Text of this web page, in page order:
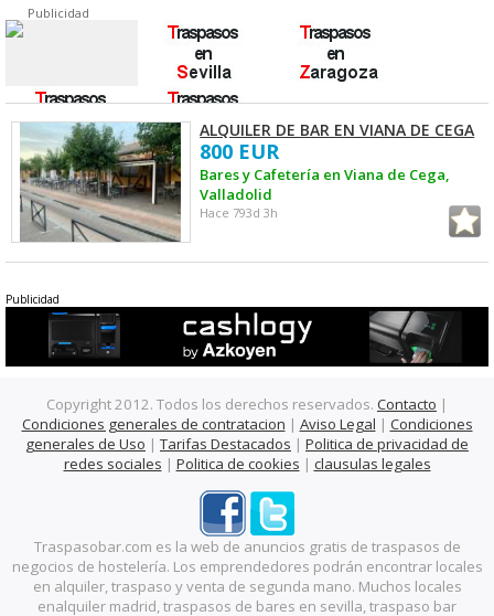
Publicidad
ALQUILER DE BAR EN VIANA DE CEGA
800 EUR
Bares y Cafetería en Viana de Cega,
Valladolid
Hace 793d 3h
Publicidad
Copyright 2012. Todos los derechos reservados. Contacto |
Condiciones generales de contratacion | Aviso Legal | Condiciones
generales de Uso | Tarifas Destacados | Politica de privacidad de
redes sociales | Politica de cookies | clausulas legales
Traspasobar.com es la web de anuncios gratis de traspasos de
negocios de hostelería. Los emprendedores podrán encontrar locales
en alquiler, traspaso y venta de segunda mano. Muchos locales
enalquiler madrid, traspasos de bares en sevilla, traspaso bar